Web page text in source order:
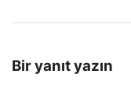
Bir yanıt yazın